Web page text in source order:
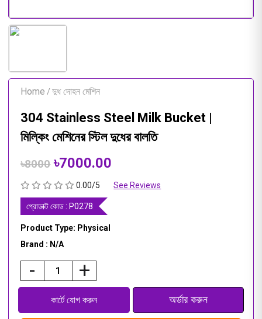
Home / দুধ দোহন মেশিন
304 Stainless Steel Milk Bucket |
মিল্কিং মেশিনের স্টিল দুধের বালতি
৳8000 ৳7000.00
0.00/5 See Reviews
প্রোডাক্ট কোড : P0278
Product Type: Physical
Brand : N/A
- +